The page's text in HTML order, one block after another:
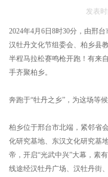
发表
2024年4月6日8时30分，由邢
汉牡丹文化节组委会、柏乡县
半程马拉松赛鸣枪开跑！有来
手齐聚柏乡。
奔跑于“牡丹之乡”，为这场等
柏乡位于邢台市北端，紧邻省
化研究基地、东汉文化研究基
帝，开启“光武中兴”大幕，素
线途经汉牡丹广场、汉牡丹街